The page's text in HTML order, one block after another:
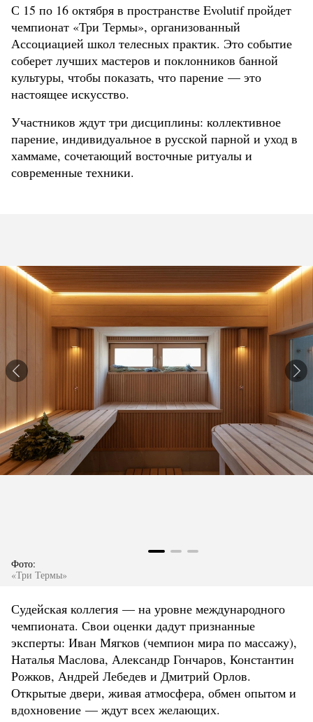
С 15 по 16 октября в пространстве Evolutif пройдет
чемпионат «Три Термы», организованный
Ассоциацией школ телесных практик. Это событие
соберет лучших мастеров и поклонников банной
культуры, чтобы показать, что парение — это
настоящее искусство.
Участников ждут три дисциплины: коллективное
парение, индивидуальное в русской парной и уход в
хаммаме, сочетающий восточные ритуалы и
современные техники.
Фото:
«Три Термы»
Судейская коллегия — на уровне международного
чемпионата. Свои оценки дадут признанные
эксперты: Иван Мягков (чемпион мира по массажу),
Наталья Маслова, Александр Гончаров, Константин
Рожков, Андрей Лебедев и Дмитрий Орлов.
Открытые двери, живая атмосфера, обмен опытом и
вдохновение — ждут всех желающих.